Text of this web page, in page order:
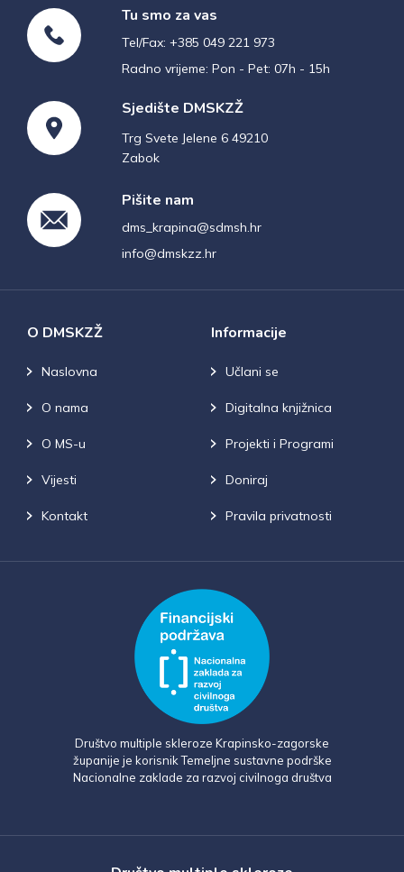
Tu smo za vas
Tel/Fax: +385 049 221 973
Radno vrijeme: Pon - Pet: 07h - 15h
Sjedište DMSKZŽ
Trg Svete Jelene 6 49210
Zabok
Pišite nam
dms_krapina@sdmsh.hr
info@dmskzz.hr
Društvo multiple skleroze Krapinsko-zagorske
županije je korisnik Temeljne sustavne podrške
Nacionalne zaklade za razvoj civilnoga društva
O DMSKZŽ
Naslovna
O nama
O MS-u
Vijesti
Kontakt
Informacije
Učlani se
Digitalna knjižnica
Projekti i Programi
Doniraj
Pravila privatnosti